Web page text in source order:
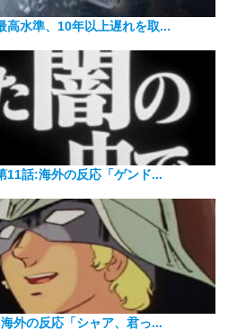
高水準、10年以上遅れを取...
11話:海外の反応「ゲンド...
外の反応「シャア、君っ...